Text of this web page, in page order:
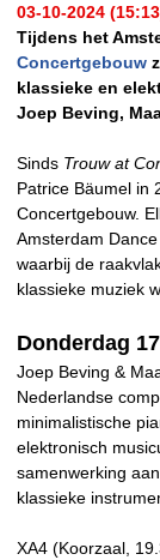
03-10-2024
Tijdens het
Concertgebouw
klassieke en
Joep Beving,
Sinds Trouw at
Patrice Bäumel in
Concertgebouw.
Amsterdam
waarbij de
klassieke muziek
Donderdag
Joep Beving &
Nederlandse
minimalistische
elektronisch
samenwerking
klassieke
XA4 (Koorzaal,